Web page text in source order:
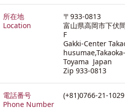
所在地
Location
〒933-0813
富山県高岡市下伏
F
Gakki-Center
Toyama Japan
Zip 933-0813
電話番号
Phone Number
(+81)0766-21-1029